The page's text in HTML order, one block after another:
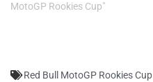
MotoGP Rookies Cup"
Red Bull MotoGP Rookies Cup